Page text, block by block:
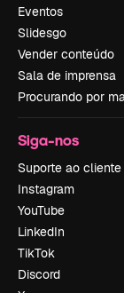
Eventos
Slidesgo
Vender conteúdo
Sala de imprensa
Procurando por
Siga-nos
Suporte ao cliente
Instagram
YouTube
LinkedIn
TikTok
Discord